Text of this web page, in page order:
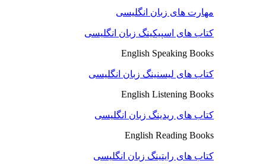
مهارت های زبان انگلیسی
کتاب های اسپیکینگ زبان انگلیسی
English Speaking Books
کتاب های لیسنینگ زبان انگلیسی
English Listening Books
کتاب های ریدینگ زبان انگلیسی
English Reading Books
کتاب های رایتینگ زبان انگلیسی